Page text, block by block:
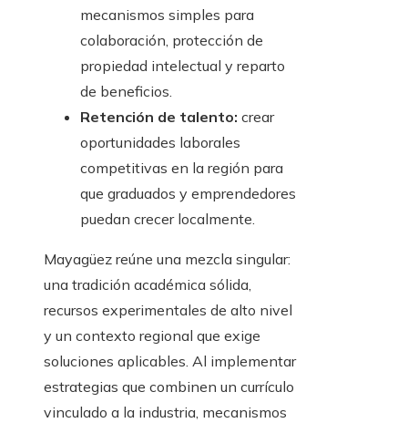
mecanismos simples para
colaboración, protección de
propiedad intelectual y reparto
de beneficios.
Retención de talento: crear
oportunidades laborales
competitivas en la región para
que graduados y emprendedores
puedan crecer localmente.
Mayagüez reúne una mezcla singular:
una tradición académica sólida,
recursos experimentales de alto nivel
y un contexto regional que exige
soluciones aplicables. Al implementar
estrategias que combinen un currículo
vinculado a la industria, mecanismos